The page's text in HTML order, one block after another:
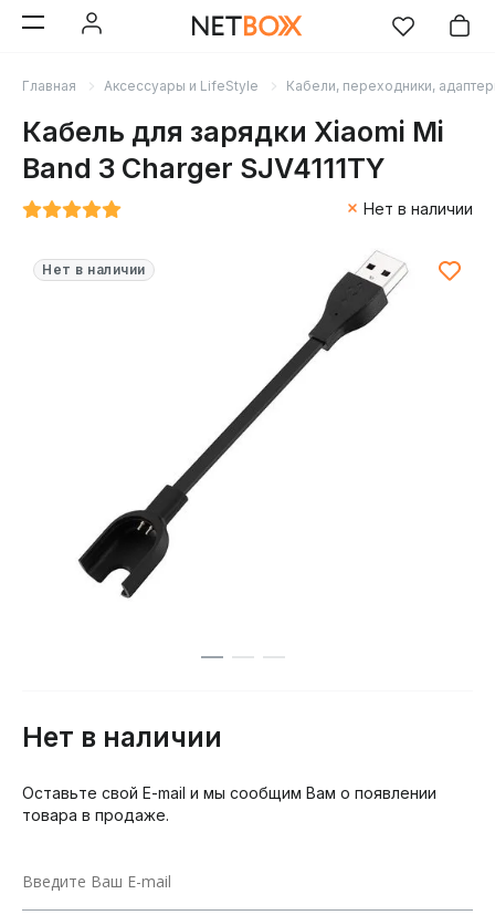
Главная Аксессуары и LifeStyle Кабели, переходники,
Кабель для зарядки Xiaomi Mi
Band 3 Charger SJV4111TY
Нет в наличии
Нет в наличии
Нет в наличии
Оставьте свой E-mail и мы сообщим Вам о появлении
товара в продаже.